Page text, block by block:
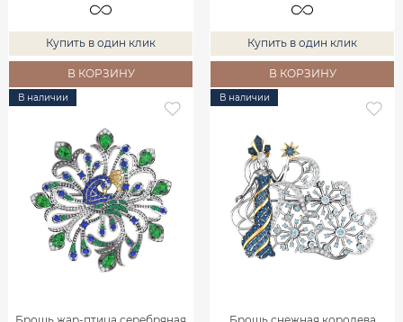
Купить в один клик
В КОРЗИНУ
Купить в один клик
В КОРЗИНУ
В наличии
Брошь жар-птица серебряная
В наличии
Брошь снежная королева